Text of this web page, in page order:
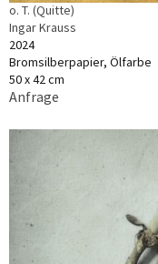
o. T. (Quitte)
Ingar Krauss
2024
Bromsilberpapier, Ölfarbe
50 x 42 cm
Anfrage